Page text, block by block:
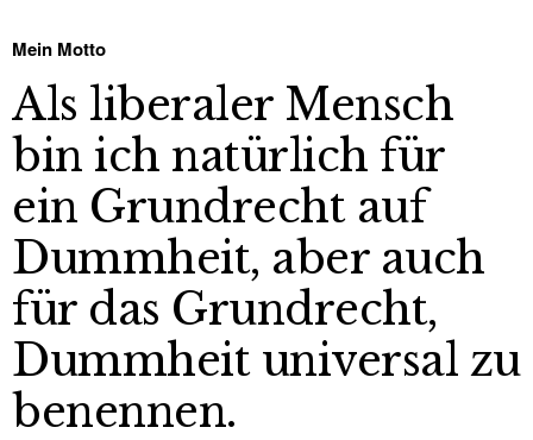
Mein Motto
Als liberaler Mensch
bin ich natürlich für
ein Grundrecht auf
Dummheit, aber auch
für das Grundrecht,
Dummheit universal zu
benennen.